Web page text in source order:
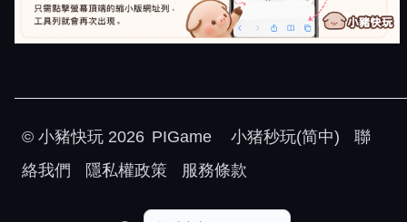
© 小豬快玩 2026 PIGame 小猪秒玩(简中)
聯
絡我們
隱私權政策 服務條款